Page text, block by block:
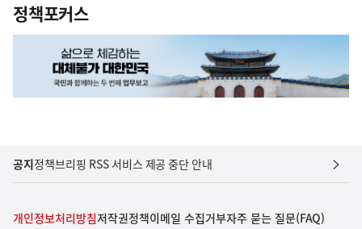
정책포커스
공지정책브리핑 RSS 서비스 제공 중단 안내
개인정보처리방침저작권정책이메일 수집거부자주 묻는 질문(FAQ)